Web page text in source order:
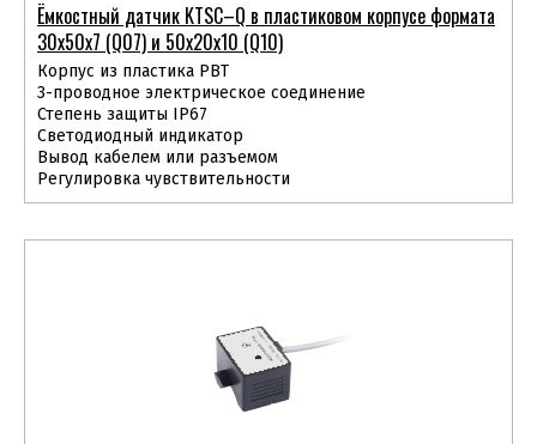
Ёмкостный датчик KTSС–Q в пластиковом корпусе формата
30х50х7 (Q07) и 50х20х10 (Q10)
Корпус из пластика PBT
3-проводное электрическое соединение
Степень защиты IP67
Светодиодный индикатор
Вывод кабелем или разъемом
Регулировка чувствительности